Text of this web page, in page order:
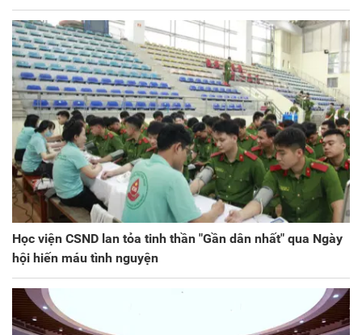
Học viện CSND lan tỏa tinh thần "Gần dân nhất" qua Ngày
hội hiến máu tình nguyện